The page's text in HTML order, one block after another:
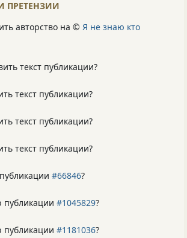
ПРЕТЕНЗИИ
авторство на © Я не знаю кто
текст публикации?
текст публикации?
текст публикации?
текст публикации?
#66846?
публикации #1045829?
публикации #1181036?